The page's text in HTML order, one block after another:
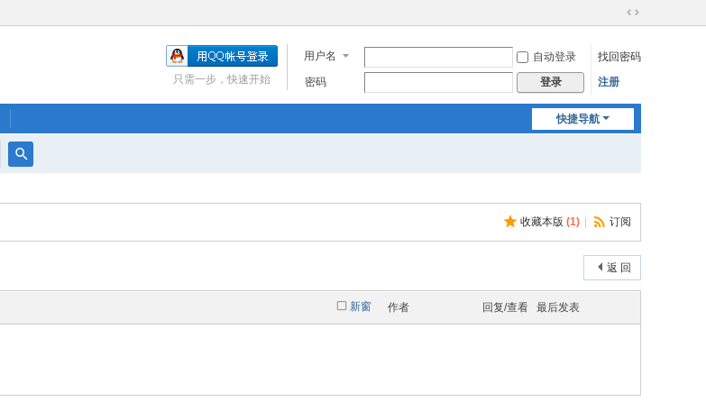
切
到
用户名 自动登录
找回密码
密码
登录 注册
只需一步，快速开始
快捷导航
索
收藏本版 (1) 订阅
返 回
新窗 作者 回复/查看 最后发表